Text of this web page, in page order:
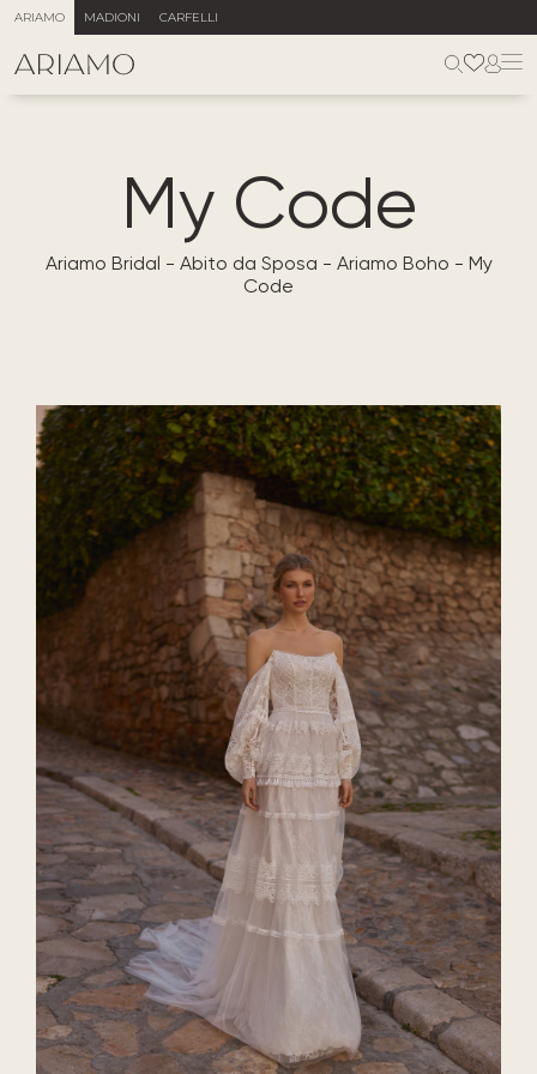
ARIAMO MADIONI CARFELLI
My Code
Ariamo Bridal - Abito da Sposa - Ariamo Boho - My
Code